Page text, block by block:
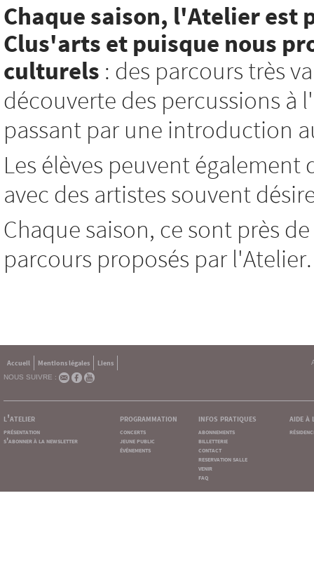
Chaque saison, l'Atelier
Clus'arts et puisque nous
culturels : des parcours très
découverte des percussions
passant par une introduction
Les élèves peuvent
avec des artistes souvent
Chaque saison, ce sont près
parcours proposés par l'Atelier.
Accueil Mentions légales
Liens
NOUS SUIVRE :
l'atelier
présentation
s'abonner à la newsletter
programmation
concerts
jeune public
événements
infos pratiques
abonnements
billetterie
contact
reservation salle
venir
faq
aide